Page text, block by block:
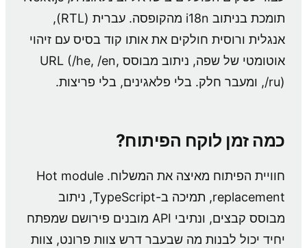
תומכת בניתוב i18n מהקופסה. עברית (RTL),
אנגלית ורוסית חולקים את אותו קוד בסיס עם זיהוי
אוטומטי של שפה, ניתוב מבוסס URL (/he, /en,
/ru), ומעבר חלק. בלי פלאגינים, בלי פריצות.
כמה זמן לוקח הפיתוח?
חוויית הפיתוח מאיצה את המשלוח. Hot module
replacement, תמיכה ב-TypeScript, ניתוב
מבוסס קבצים, ונתיבי API מובנים פירושם שמפתח
יחיד יכול לבנות מה שבעבר דרש צוות פרונט, צוות